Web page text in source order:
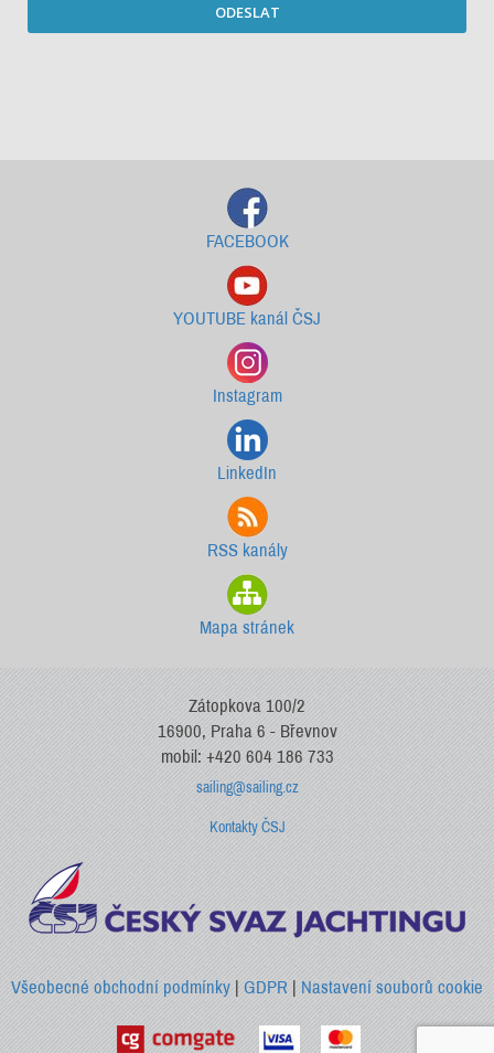
ODESLAT
FACEBOOK
YOUTUBE kanál ČSJ
Instagram
LinkedIn
RSS kanály
Mapa stránek
Zátopkova 100/2
16900, Praha 6 - Břevnov
mobil: +420 604 186 733
sailing@sailing.cz
Kontakty ČSJ
Všeobecné obchodní podmínky| GDPR |Nastavení souborů cookie